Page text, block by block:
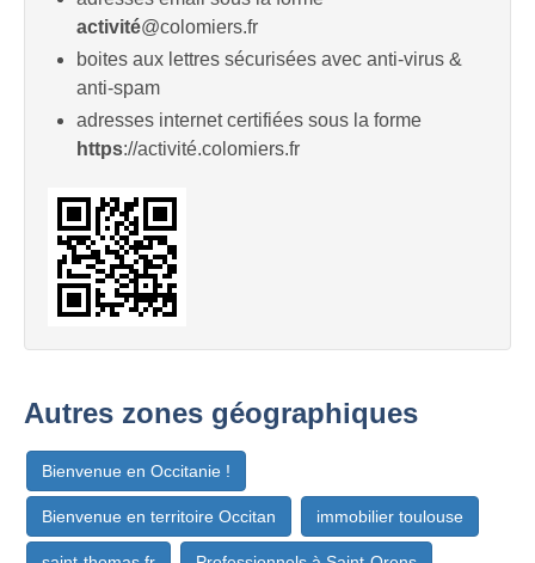
activité@colomiers.fr
boites aux lettres sécurisées avec anti-virus &
anti-spam
adresses internet certifiées sous la forme
https://activité.colomiers.fr
Autres zones géographiques
Bienvenue en Occitanie !
Bienvenue en territoire Occitan immobilier toulouse